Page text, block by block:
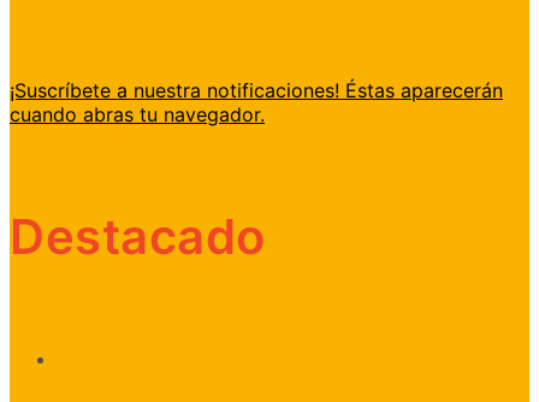
¡Suscríbete a nuestra notificaciones! Éstas aparecerán
cuando abras tu navegador.
Destacado